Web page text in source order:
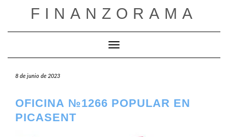
FINANZORAMA
Cambiar modo de navegación
8 de junio de 2023
OFICINA №1266 POPULAR EN
PICASENT